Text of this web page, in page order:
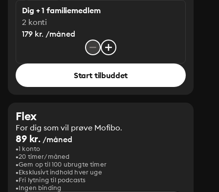
Dig + 1 familiemedlem
2 konti
179 kr. /måned
Start tilbuddet
Flex
For dig som vil prøve Mofibo.
89 kr. /måned
1 konto
20 timer/måned
Gem op til 100 ubrugte timer
Eksklusivt indhold hver uge
Fri lytning til podcasts
Ingen binding